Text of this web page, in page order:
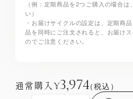
（例：定期商品を2つご購入の場合
い）
・お届けサイクルの設定は、定期商
品を同時にご注文されると、お届け
のでご注意ください。
通常購入 ¥3,974（税込）